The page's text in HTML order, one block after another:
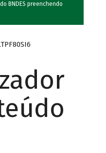
BNDES preenchendo